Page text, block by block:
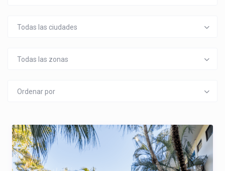
Todas las ciudades
Todas las zonas
Ordenar por